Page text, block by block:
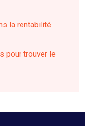
la rentabilité
pour trouver le